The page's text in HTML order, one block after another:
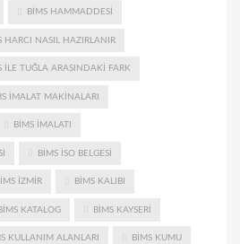
BIMS HAMMADDESI
HARCI NASIL HAZIRLANIR
ILE TUĞLA ARASINDAKI FARK
IMALAT MAKINALARI
BIMS IMALATI
BIMS ISO BELGESI
IZMIR BIMS KALIBI
BIMS KATALOG BIMS KAYSERI
KULLANIM ALANLARI BIMS KUMU